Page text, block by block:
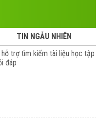
TIN NGẪU NHIÊN
hỗ trợ tìm kiếm tài liệu học tập
đáp